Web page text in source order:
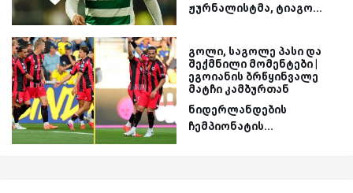
ჟურნალისტმა, ტიაგო...
გოლი, საგოლე პასი და
შექმნილი მომენტები |
ეგოიანის ბრწყინვალე
მატჩი კამბურთან
ნიდერლანდების
ჩემპიონატის...